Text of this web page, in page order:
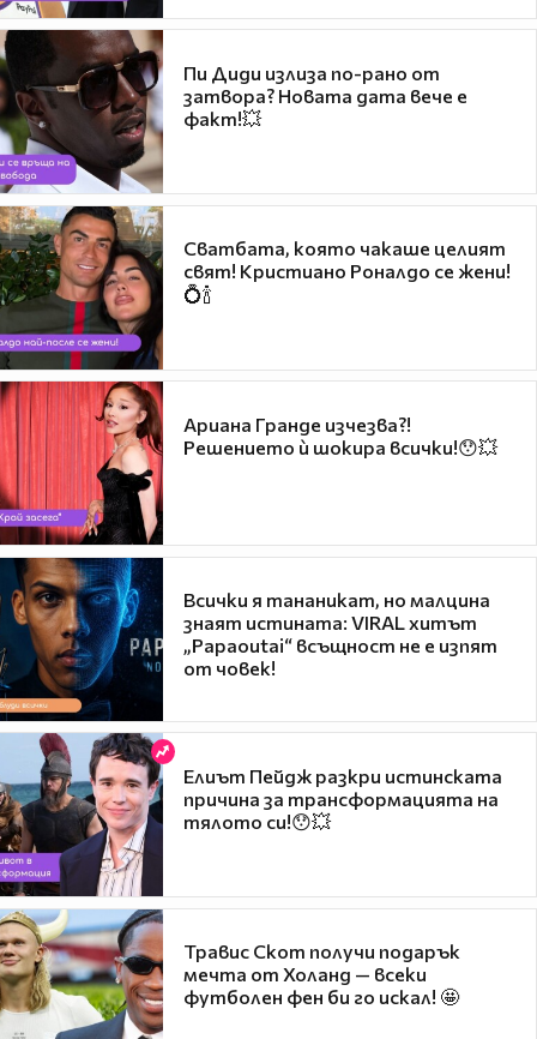
Пи Диди излиза по-рано от
затвора? Новата дата вече е
факт!💥
Сватбата, която чакаше целият
свят! Кристиано Роналдо се жени!
💍🍾
Ариана Гранде изчезва?!
Решението ѝ шокира всички!😯💥
Всички я тананикат, но малцина
знаят истината: VIRAL хитът
„Papaoutai“ всъщност не е изпят
от човек!
Елиът Пейдж разкри истинската
причина за трансформацията на
тялото си!😯💥
Травис Скот получи подарък
мечта от Холанд — всеки
футболен фен би го искал! 🤩